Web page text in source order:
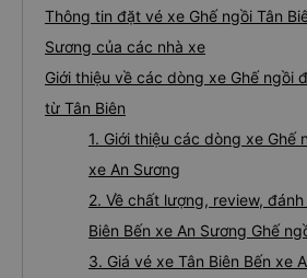
Thông tin đặt vé xe Ghế ngồi Tân
Sương của các nhà xe
Giới thiệu về các dòng xe Ghế ngồi
từ Tân Biên
1. Giới thiệu các dòng xe Ghế
xe An Sương
2. Về chất lượng, review,
Biên Bến xe An Sương Ghế
3. Giá vé xe Tân Biên Bến xe